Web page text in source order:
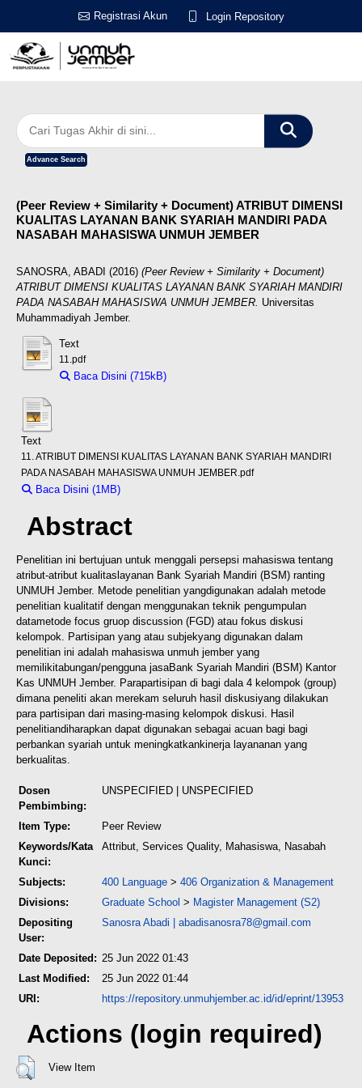
Registrasi Akun Login Repository
Advance Search
(Peer Review + Similarity + Document) ATRIBUT DIMENSI
KUALITAS LAYANAN BANK SYARIAH MANDIRI PADA
NASABAH MAHASISWA UNMUH JEMBER
SANOSRA, ABADI (2016) (Peer Review + Similarity + Document)
ATRIBUT DIMENSI KUALITAS LAYANAN BANK SYARIAH MANDIRI
PADA NASABAH MAHASISWA UNMUH JEMBER. Universitas
Muhammadiyah Jember.
Text
11.pdf
Baca Disini (715kB)
Text
11. ATRIBUT DIMENSI KUALITAS LAYANAN BANK SYARIAH MANDIRI
PADA NASABAH MAHASISWA UNMUH JEMBER.pdf
Baca Disini (1MB)
Abstract
Penelitian ini bertujuan untuk menggali persepsi mahasiswa tentang
atribut-atribut kualitaslayanan Bank Syariah Mandiri (BSM) ranting
UNMUH Jember. Metode penelitian yangdigunakan adalah metode
penelitian kualitatif dengan menggunakan teknik pengumpulan
datametode focus gruop discussion (FGD) atau fokus diskusi
kelompok. Partisipan yang atau subjekyang digunakan dalam
penelitian ini adalah mahasiswa unmuh jember yang
memilikitabungan/pengguna jasaBank Syariah Mandiri (BSM) Kantor
Kas UNMUH Jember. Parapartisipan di bagi dala 4 kelompok (group)
dimana peneliti akan merekam seluruh hasil diskusiyang dilakukan
para partisipan dari masing-masing kelompok diskusi. Hasil
penelitiandiharapkan dapat digunakan sebagai acuan bagi bagi
perbankan syariah untuk meningkatkankinerja layananan yang
berkualitas.
Dosen
Pembimbing:
UNSPECIFIED | UNSPECIFIED
Item Type:
Peer Review
Keywords/Kata
Kunci:
Attribut, Services Quality, Mahasiswa, Nasabah
Subjects: 400 Language > 406 Organization & Management
Divisions:
Graduate School > Magister Management (S2)
Depositing
User:
Sanosra Abadi | abadisanosra78@gmail.com
Date Deposited: 25 Jun 2022 01:43
Last Modified:
25 Jun 2022 01:44
URI:
https://repository.unmuhjember.ac.id/id/eprint/13953
Actions (login required)
View Item